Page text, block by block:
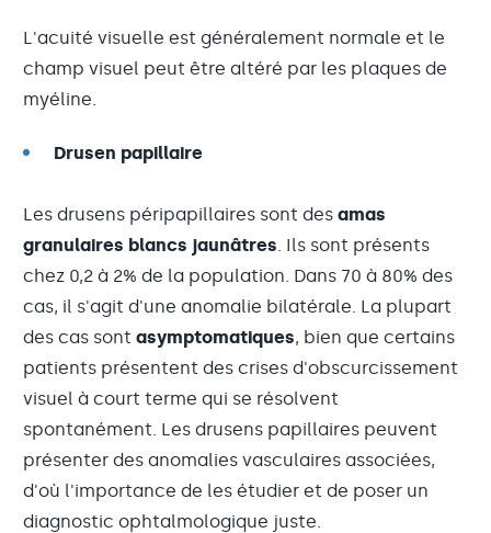
L'acuité visuelle est généralement normale et le
champ visuel peut être altéré par les plaques de
myéline.
Drusen papillaire
Les drusens péripapillaires sont des amas
granulaires blancs jaunâtres. Ils sont présents
chez 0,2 à 2% de la population. Dans 70 à 80% des
cas, il s'agit d'une anomalie bilatérale. La plupart
des cas sont asymptomatiques, bien que certains
patients présentent des crises d'obscurcissement
visuel à court terme qui se résolvent
spontanément. Les drusens papillaires peuvent
présenter des anomalies vasculaires associées,
d'où l'importance de les étudier et de poser un
diagnostic ophtalmologique juste.